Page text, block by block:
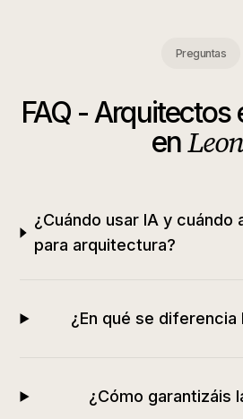
Preguntas
FAQ -Arquitectos
enLeon
¿Cuándo usar IA y cuándo
para arquitectura?
¿En qué se diferencia
¿Cómo garantizáis